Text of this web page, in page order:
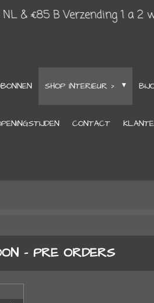
& €85 B Verzending 1 a 2
SHOP INTERIEUR >
CONTACT
- PRE ORDERS